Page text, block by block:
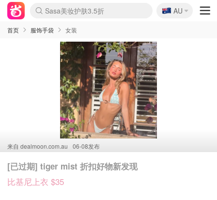
lululemon折扣上新
Sasa美妆护肤3.5折
SSENSE年中2.5折
FreshBeauty好价汇总
Cettire降价+叠9折
WWS Coles超市实拍
viagogo二手票捡漏
Myer超级周末
The Outnet奢牌1折起
David Jones 3折起
Flannels大牌1折
Perfumes Club护肤1折
AMIRO面罩$251
Amazon折扣汇总
eToro入金$200送$50
Amazon数码好物
ICONIC本周7.5折
ThedoubleF高奢地板价
Moose Knuckles 6折
丝芙兰5折起
EUFY摄像头$98
Selenichast首饰2折
Trip机票酒店促销
YSL送5件彩妆礼
Amazon家居好物
Amazon美妆护肤
雅漾大喷$8
过敏原检测盒$33
伊索独家赠50ml沐浴露
科颜氏高保湿面霜$29
SEALIFE海洋馆门票6折
丝塔芙大白罐$16
订阅Newsletter送香薰
Cult Beauty 6.8折
Harrods圣诞日历$525
LN-CC奢牌私促3折
d'Alba空姐喷雾$16
EVE LOM套装£56
Bernardelli独家4折
Adore Beauty 6折起
CT圣诞日历
Mytheresa奢品2.7折
Luxury Escapes 9折
Currentbody美容仪$881
MOON Garden Live
Roborock扫地机$649
Tingo Life水杯$24
Valentino官网5折
CR洗护套装$23
修丽可4件套$159
Myer彩妆2件7折
GANNI官网4.5折
Stylevana韩妆4折
Tessabit高奢8.5折
OGX洗发水$11
Amazon阿德莱德次日达
卡诗8.5折+赠礼
Philips Hue灯具8折
🇦🇺
AU
首页 服饰手袋 女装
来自 dealmoon.com.au 06-08发布
[已过期] tiger mist 折扣好物新发现
比基尼上衣 $35